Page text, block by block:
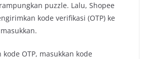
puzzle. Lalu, Shopee
kode verifikasi (OTP) ke
OTP, masukkan kode